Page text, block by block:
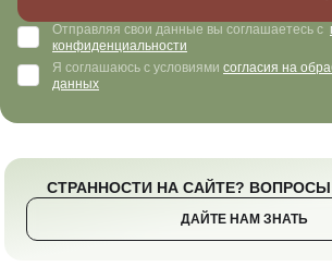
Отправляя свои данные вы соглашаетесь с
конфиденциальности
Я соглашаюсь с условиями согласия на
данных
СТРАННОСТИ НА САЙТЕ? ВОПРОСЫ
ДАЙТЕ НАМ ЗНАТЬ